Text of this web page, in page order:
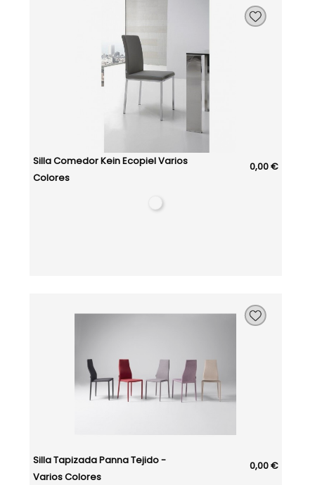
Silla Comedor Kein Ecopiel Varios
Colores
0,00 €
Silla Tapizada Panna Tejido -
Varios Colores
0,00 €